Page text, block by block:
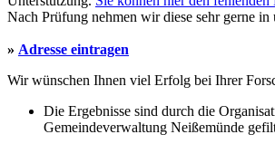
Nach Prüfung nehmen wir diese sehr gerne
» Adresse eintragen
Wir wünschen Ihnen viel Erfolg bei Ihrer
Die Ergebnisse sind durch die
Gemeindeverwaltung Neißemünde